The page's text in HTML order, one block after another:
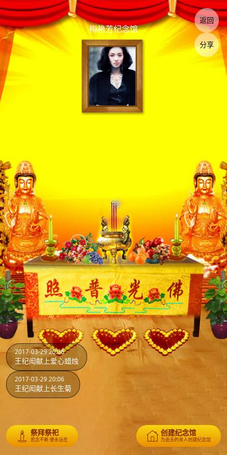
梅艳芳纪念馆
祭拜祭祀
思念不断 便永远在
创建纪念馆
为逝去的亲人创建纪念馆
返回
分享
2017-03-29 20:06
王纪闳献上爱心蜡烛
2017-03-29 20:06
王纪闳献上长生菊